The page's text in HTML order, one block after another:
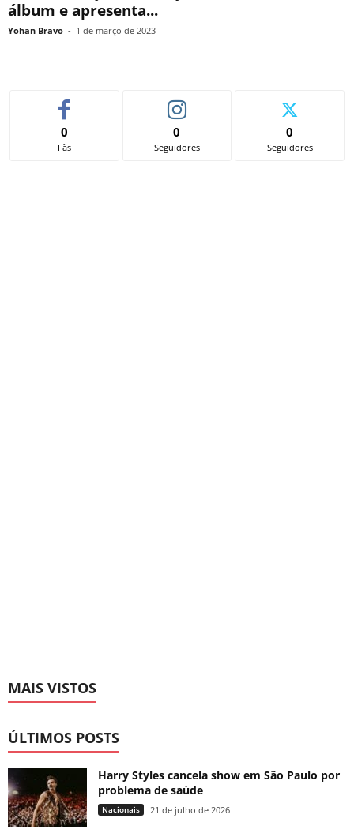
álbum e apresenta...
Yohan Bravo - 1 de março de 2023
0
Fãs
0
Seguidores
0
Seguidores
MAIS VISTOS
ÚLTIMOS POSTS
Harry Styles cancela show em São Paulo por
problema de saúde
Nacionais 21 de julho de 2026